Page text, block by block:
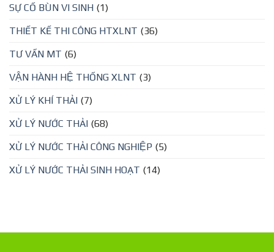
SỰ CỐ BÙN VI SINH (1)
THIẾT KẾ THI CÔNG HTXLNT (36)
TƯ VẤN MT (6)
VẬN HÀNH HỆ THỐNG XLNT (3)
XỬ LÝ KHÍ THẢI (7)
XỬ LÝ NƯỚC THẢI (68)
XỬ LÝ NƯỚC THẢI CÔNG NGHIỆP (5)
XỬ LÝ NƯỚC THẢI SINH HOẠT (14)